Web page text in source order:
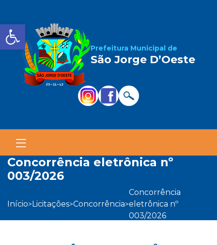
Barra de Ferramentas
Prefeitura Municipal de
São Jorge D’Oeste
concorrência eletrônica nº
003/2026
início> licitações> concorrência>
concorrência
eletrônica nº
003/2026